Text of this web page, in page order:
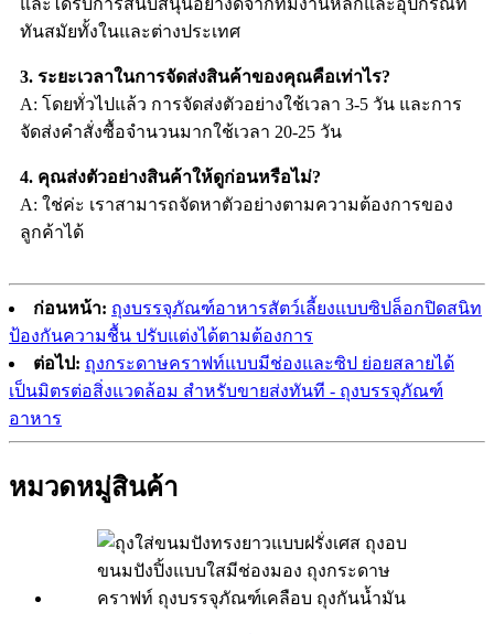
ทันสมัยทั้งในและต่างประเทศ
3. ระยะเวลาในการจัดส่งสินค้าของคุณคือเท่าไร?
A: โดยทั่วไปแล้ว การจัดส่งตัวอย่างใช้เวลา 3-5 วัน และการ
จัดส่งคำสั่งซื้อจำนวนมากใช้เวลา 20-25 วัน
4. คุณส่งตัวอย่างสินค้าให้ดูก่อนหรือไม่?
A: ใช่ค่ะ เราสามารถจัดหาตัวอย่างตามความต้องการของ
ลูกค้าได้
ก่อนหน้า: ถุงบรรจุภัณฑ์อาหารสัตว์เลี้ยงแบบซิปล็อกปิดสนิท
ป้องกันความชื้น ปรับแต่งได้ตามต้องการ
ต่อไป: ถุงกระดาษคราฟท์แบบมีช่องและซิป ย่อยสลายได้
เป็นมิตรต่อสิ่งแวดล้อม สำหรับขายส่งทันที - ถุงบรรจุภัณฑ์
อาหาร
หมวดหมู่สินค้า